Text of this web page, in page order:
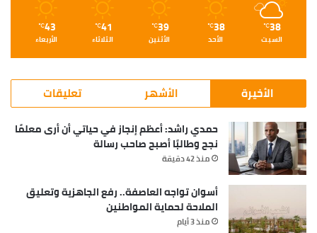
38
℃
السبت
38
℃
الأحد
39
℃
الأثنين
41
℃
الثلاثاء
43
℃
الأربعاء
الأخيرة الأشهر تعليقات
حمدي راشد: أعظم إنجاز في حياتي أن أرى معلمًا
نجح وطالبًا أصبح صاحب رسالة
منذ 42 دقيقة
أسوان تواجه العاصفة.. رفع الجاهزية وتعليق
الملاحة لحماية المواطنين
منذ 3 أيام